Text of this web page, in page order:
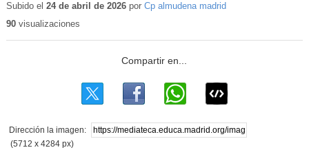
Subido el 24 de abril de 2026por Cp almudena madrid
90visualizaciones
Dirección la imagen:
(5712 x 4284 px)